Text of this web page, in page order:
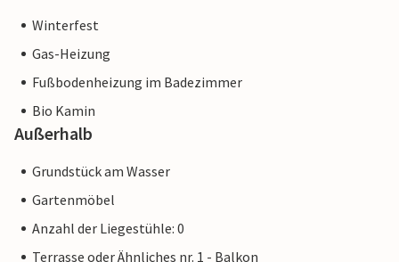
Winterfest
Gas-Heizung
Fußbodenheizung im Badezimmer
Bio Kamin
Außerhalb
Grundstück am Wasser
Gartenmöbel
Anzahl der Liegestühle: 0
Terrasse oder Ähnliches nr. 1 - Balkon